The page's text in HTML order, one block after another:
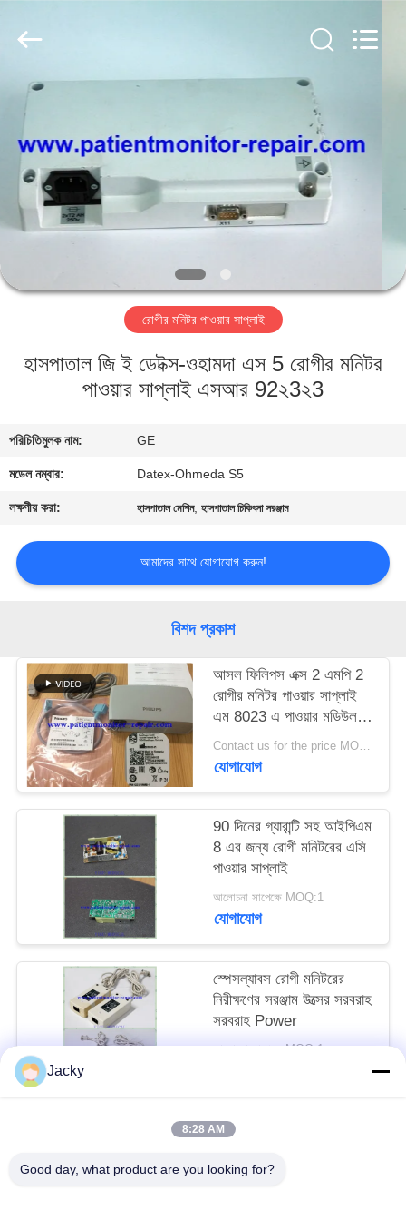
বাড়ি
পণ্য
ভিডিও
আমাদের
সম্বন্ধে
কারখানা
গুণমান
নিয়ন্ত্রণ
আমাদের
সাথে
একটি
উদ্ধৃতি
অনুরোধ
করুন
NEWS
PRIVACY
POLICY
Equipment
Service
Reserved.
রোগীর মনিটর পাওয়ার সাপ্লাই
হাসপাতাল জি ই ডেটক্স-ওহামদা এস 5 রোগীর মনিটর
পাওয়ার সাপ্লাই এসআর 92২3২3
পরিচিতিমুলক নাম: GE
মডেল নম্বার: Datex-Ohmeda S5
লক্ষণীয় করা: হাসপাতাল মেশিন,হাসপাতাল চিকিৎসা সরঞ্জাম
আমাদের সাথে যোগাযোগ করুন!
বিশদ প্রকাশ
আসল ফিলিপস এক্স 2 এমপি 2
রোগীর মনিটর পাওয়ার সাপ্লাই
এম 8023 এ পাওয়ার মডিউল
তারগুলি সহ
Contact us for the price MOQ:1
যোগাযোগ
90 দিনের গ্যারান্টি সহ আইপিএম
8 এর জন্য রোগী মনিটরের এসি
পাওয়ার সাপ্লাই
আলোচনা সাপেক্ষে MOQ:1
যোগাযোগ
স্পেসল্যাবস রোগী মনিটরের
নিরীক্ষণের সরঞ্জাম উত্সের সরবরাহ
সরবরাহ Power
আলোচনা সাপেক্ষে MOQ:1
Jacky
8:28 AM
Good day, what product are you looking for?